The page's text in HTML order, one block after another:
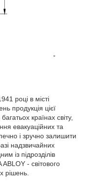
році в місті
продукція цієї
країнах світу,
евакуаційних та
і зручно залишити
надзвичайних
із підрозділів
- світового
рішень.